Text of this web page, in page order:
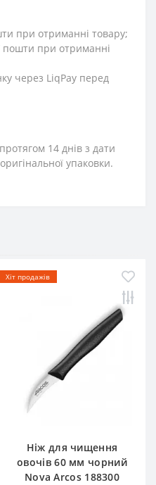
при отриманні товару;
пошти при отриманні
через LiqPay перед
14 днів з дати
упаковки.
Хіт продажів
Ніж для чищення
овочів 60 мм чорний
Nova Arcos 188300